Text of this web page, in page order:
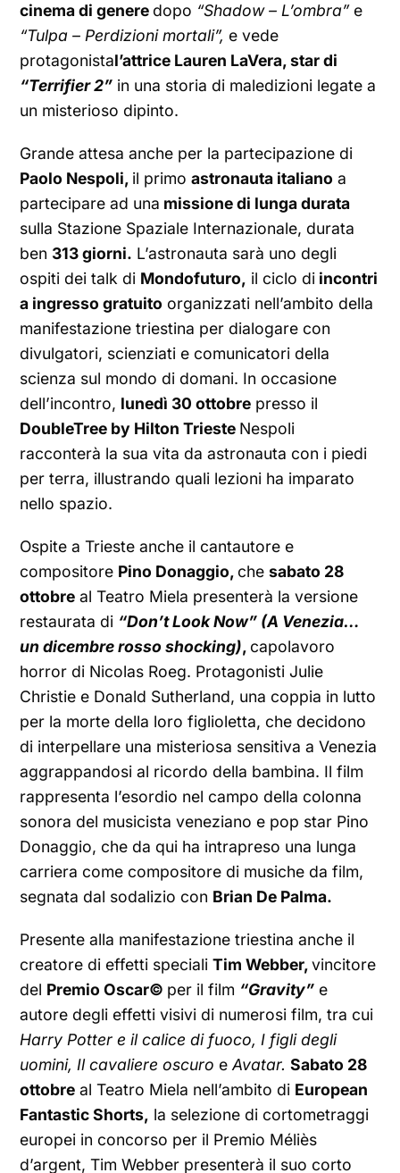
cinema di genere dopo “Shadow – L’ombra” e
“Tulpa – Perdizioni mortali”, e vede
protagonistal’attrice Lauren LaVera, star di
“Terrifier 2” in una storia di maledizioni legate a
un misterioso dipinto.
Grande attesa anche per la partecipazione di
Paolo Nespoli, il primoastronauta italiano a
partecipare ad una missione di lunga durata
sulla Stazione Spaziale Internazionale, durata
ben 313 giorni. L’astronauta sarà uno degli
ospiti dei talk di Mondofuturo, il ciclo di incontri
a ingresso gratuito organizzati nell’ambito della
manifestazione triestina per dialogare con
divulgatori, scienziati e comunicatori della
scienza sul mondo di domani. In occasione
dell’incontro, lunedì 30 ottobre presso il
DoubleTree by Hilton Trieste Nespoli
racconterà la sua vita da astronauta con i piedi
per terra, illustrando quali lezioni ha imparato
nello spazio.
Ospite a Trieste anche il cantautore e
compositore Pino Donaggio, chesabato 28
ottobre al Teatro Miela presenterà la versione
restaurata di “Don’t Look Now” (A Venezia…
un dicembre rosso shocking), capolavoro
horror di Nicolas Roeg. Protagonisti Julie
Christie e Donald Sutherland, una coppia in lutto
per la morte della loro figlioletta, che decidono
di interpellare una misteriosa sensitiva a Venezia
aggrappandosi al ricordo della bambina. Il film
rappresenta l’esordio nel campo della colonna
sonora del musicista veneziano e pop star Pino
Donaggio, che da qui ha intrapreso una lunga
carriera come compositore di musiche da film,
segnata dal sodalizio con Brian De Palma.
Presente alla manifestazione triestina anche il
creatore di effetti specialiTim Webber,vincitore
del Premio Oscar© per il film “Gravity” e
autore degli effetti visivi di numerosi film, tra cui
Harry Potter e il calice di fuoco, I figli degli
uomini, Il cavaliere oscuro e Avatar.Sabato 28
ottobre al Teatro Miela nell’ambito di European
Fantastic Shorts, la selezione di cortometraggi
europei in concorso per il Premio Méliès
d’argent, Tim Webber presenterà il suo corto